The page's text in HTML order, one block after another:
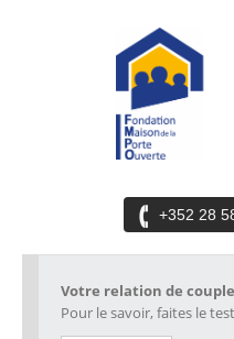
+352 28
Votre relation de
Pour le savoir, faites le